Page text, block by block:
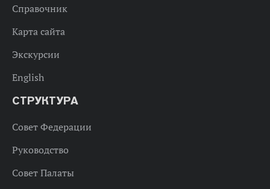
Справочник
Карта сайта
Экскурсии
English
СТРУКТУРА
Совет Федерации
Руководство
Совет Палаты